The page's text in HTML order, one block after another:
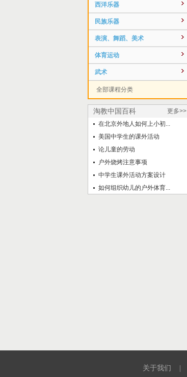
西洋乐器
民族乐器
表演、舞蹈、美术
体育运动
武术
全部课程分类
淘教中国百科
更多>>
在北京外地人如何上小初...
美国中学生的课外活动
论儿童的劳动
户外烧烤注意事项
中学生课外活动方案设计
如何组织幼儿的户外体育...
关于我们